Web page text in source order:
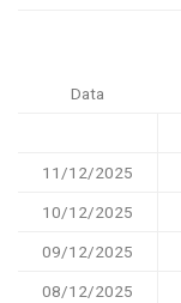
Data
11/12/2025
10/12/2025
09/12/2025
08/12/2025